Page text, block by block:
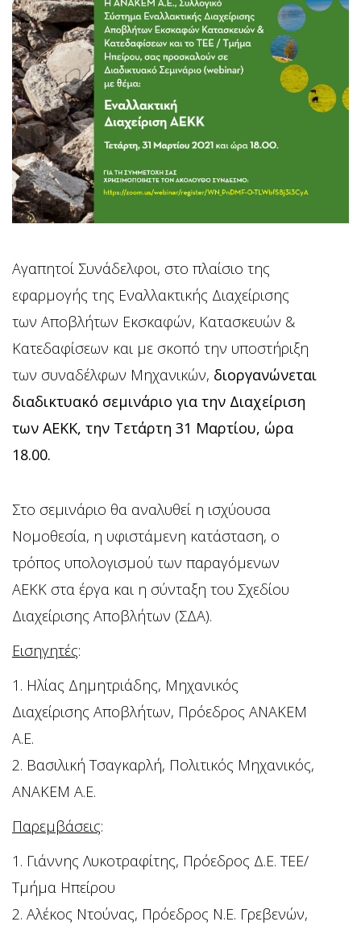
Αγαπητοί Συνάδελφοι, στο πλαίσιο της
εφαρμογής της Εναλλακτικής Διαχείρισης
των Αποβλήτων Εκσκαφών, Κατασκευών &
Κατεδαφίσεων και με σκοπό την υποστήριξη
των συναδέλφων Μηχανικών, διοργανώνεται
διαδικτυακό σεμινάριο για την Διαχείριση
των ΑΕΚΚ, την Τετάρτη 31 Μαρτίου, ώρα
18.00.
Στο σεμινάριο θα αναλυθεί η ισχύουσα
Νομοθεσία, η υφιστάμενη κατάσταση, ο
τρόπος υπολογισμού των παραγόμενων
ΑΕΚΚ στα έργα και η σύνταξη του Σχεδίου
Διαχείρισης Αποβλήτων (ΣΔΑ).
Εισηγητές:
1. Ηλίας Δημητριάδης, Μηχανικός
Διαχείρισης Αποβλήτων, Πρόεδρος ΑΝΑΚΕΜ
Α.Ε.
2. Βασιλική Τσαγκαρλή, Πολιτικός Μηχανικός,
ΑΝΑΚΕΜ Α.Ε.
Παρεμβάσεις:
1. Γιάννης Λυκοτραφίτης, Πρόεδρος Δ.Ε. ΤΕΕ/
Τμήμα Ηπείρου
2. Αλέκος Ντούνας, Πρόεδρος Ν.Ε. Γρεβενών,